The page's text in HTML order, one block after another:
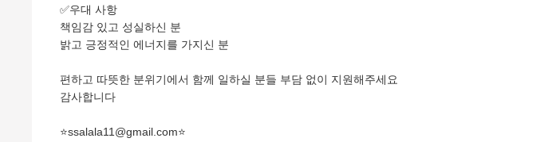
✅우대 사항
책임감 있고 성실하신 분
밝고 긍정적인 에너지를 가지신 분
편하고 따뜻한 분위기에서 함께 일하실 분들 부담 없이 지원해주세요
감사합니다
⭐️ssalala11@gmail.com⭐️